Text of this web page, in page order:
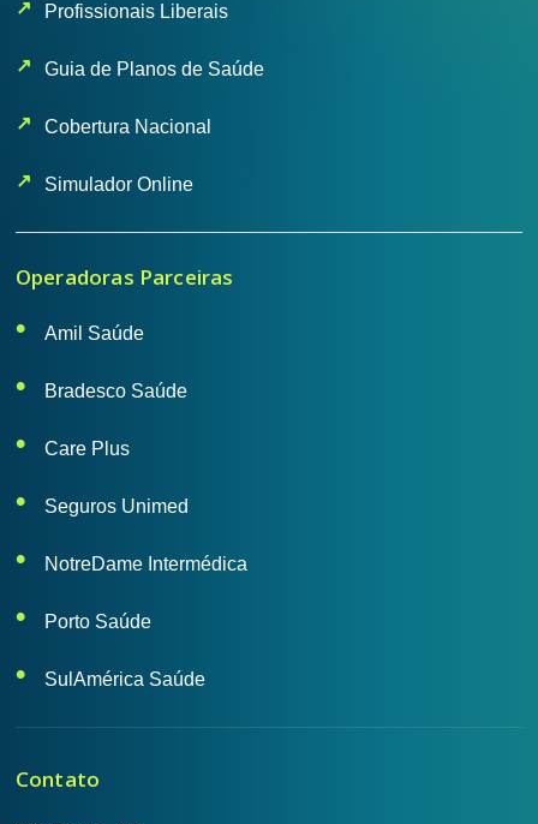
Profissionais Liberais
Guia de Planos de Saúde
Cobertura Nacional
Simulador Online
Operadoras Parceiras
Amil Saúde
Bradesco Saúde
Care Plus
Seguros Unimed
NotreDame Intermédica
Porto Saúde
SulAmérica Saúde
Contato